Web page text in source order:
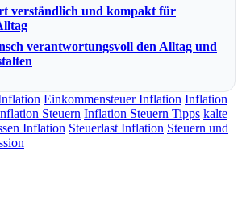
verständlich und kompakt für
verantwortungsvoll den Alltag und
Einkommensteuer Inflation Inflation
Steuern Inflation Steuern Tipps kalte
Inflation Steuerlast Inflation Steuern und